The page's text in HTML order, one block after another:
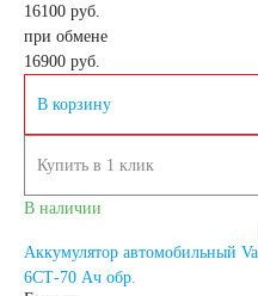
американских
16100 руб.
при обмене
16900 руб.
В корзину
Купить в 1 клик
В наличии
Аккумулятор автомобильный
6СТ-70 Ач обр.